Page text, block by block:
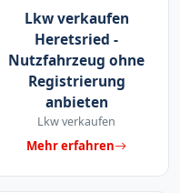
Lkw verkaufen
Heretsried -
Nutzfahrzeug ohne
Registrierung
anbieten
Lkw verkaufen
Mehr erfahren